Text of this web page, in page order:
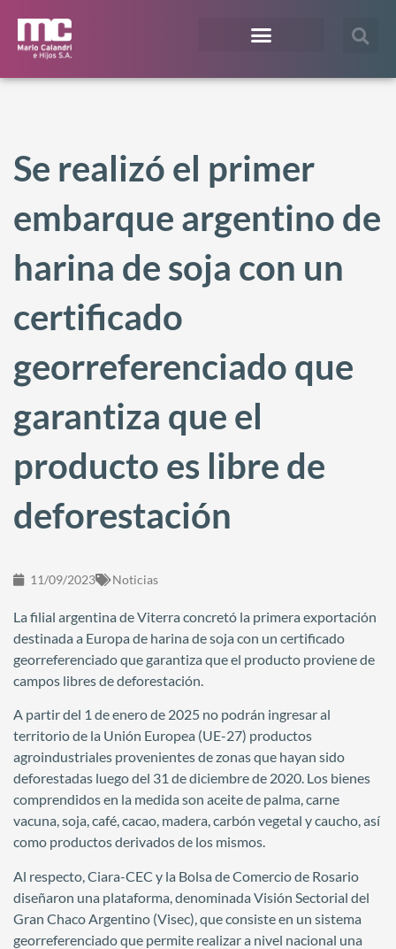
Se realizó el primer
embarque argentino de
harina de soja con un
certificado
georreferenciado que
garantiza que el
producto es libre de
deforestación
11/09/2023 Noticias
La filial argentina de Viterra concretó la primera exportación
destinada a Europa de harina de soja con un certificado
georreferenciado que garantiza que el producto proviene de
campos libres de deforestación.
A partir del 1 de enero de 2025 no podrán ingresar al
territorio de la Unión Europea (UE-27) productos
agroindustriales provenientes de zonas que hayan sido
deforestadas luego del 31 de diciembre de 2020. Los bienes
comprendidos en la medida son aceite de palma, carne
vacuna, soja, café, cacao, madera, carbón vegetal y caucho, así
como productos derivados de los mismos.
Al respecto, Ciara-CEC y la Bolsa de Comercio de Rosario
diseñaron una plataforma, denominada Visión Sectorial del
Gran Chaco Argentino (Visec), que consiste en un sistema
georreferenciado que permite realizar a nivel nacional una